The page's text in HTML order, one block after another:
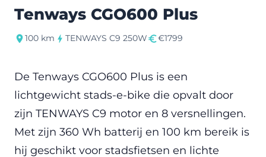
Tenways CGO600 Plus
100 km TENWAYS C9 250W €1799
De Tenways CGO600 Plus is een
lichtgewicht stads-e-bike die opvalt door
zijn TENWAYS C9 motor en 8 versnellingen.
Met zijn 360 Wh batterij en 100 km bereik is
hij geschikt voor stadsfietsen en lichte